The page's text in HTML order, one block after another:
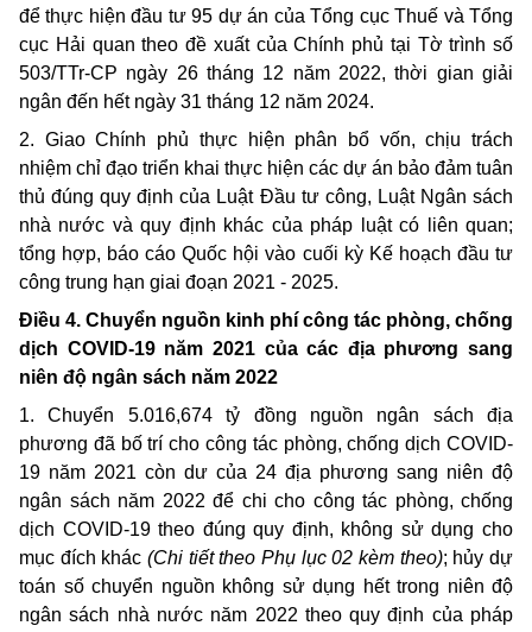
để thực hiện đầu tư 95 dự án của Tổng cục Thuế và Tổng
cục Hải quan theo đề xuất của Chính phủ tại Tờ trình số
503/TTr-CP ngày 26 tháng 12 năm 2022, thời gian giải
ngân đến hết ngày 31 tháng 12 năm 2024.
2. Giao Chính phủ thực hiện phân bổ vốn, chịu trách
nhiệm chỉ đạo triển khai thực hiện các dự án bảo đảm tuân
thủ đúng quy định của Luật Đầu tư công, Luật Ngân sách
nhà nước và quy định khác của pháp luật có liên quan;
tổng hợp, báo cáo Quốc hội vào cuối kỳ Kế hoạch đầu tư
công trung hạn giai đoạn 2021 - 2025.
Điều 4. Chuyển nguồn kinh phí công tác phòng, chống
dịch COVID-19 năm 2021 của các địa phương sang
niên độ ngân sách năm 2022
1. Chuyển 5.016,674 tỷ đồng nguồn ngân sách địa
phương đã bố trí cho công tác phòng, chống dịch COVID-
19 năm 2021 còn dư của 24 địa phương sang niên độ
ngân sách năm 2022 để chi cho công tác phòng, chống
dịch COVID-19 theo đúng quy định, không sử dụng cho
mục đích khác (Chi tiết theo Phụ lục 02 kèm theo); hủy dự
toán số chuyển nguồn không sử dụng hết trong niên độ
ngân sách nhà nước năm 2022 theo quy định của pháp